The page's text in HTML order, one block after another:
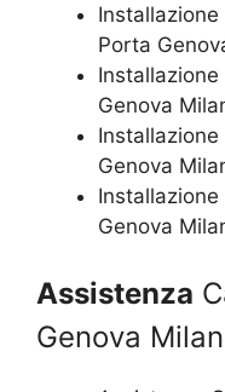
Porta
Genova
Genova
Genova
Assistenza
Genova